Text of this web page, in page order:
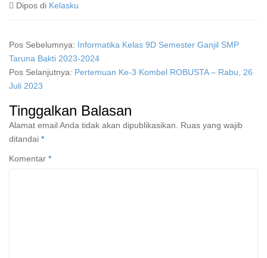
Dipos di Kelasku
Pos Sebelumnya: Informatika Kelas 9D Semester Ganjil SMP
Taruna Bakti 2023-2024
Pos Selanjutnya: Pertemuan Ke-3 Kombel ROBUSTA – Rabu, 26
Juli 2023
Tinggalkan Balasan
Alamat email Anda tidak akan dipublikasikan.
Ruas yang wajib
ditandai *
Komentar *